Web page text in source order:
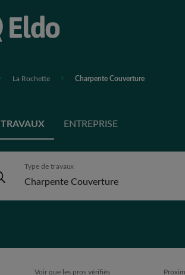
La Rochette Charpente Couverture
TRAVAUX ENTREPRISE
Type de travaux
Voir que les pros vérifiés